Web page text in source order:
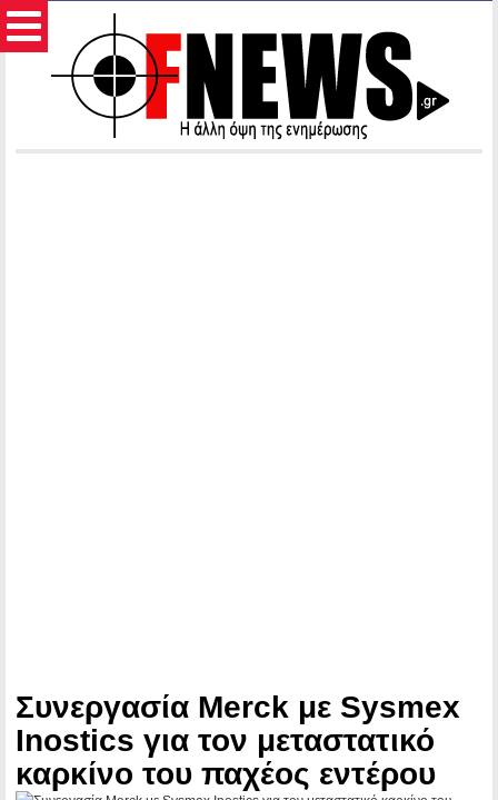
Συνεργασία Merck με Sysmex
Inostics για τον μεταστατικό
καρκίνο του παχέος εντέρου